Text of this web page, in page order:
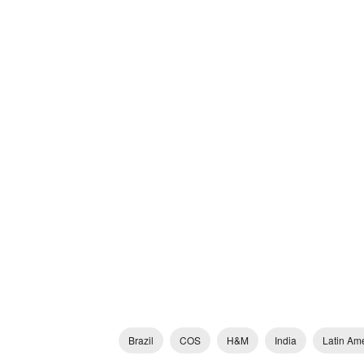
Brazil COS H&M India Latin